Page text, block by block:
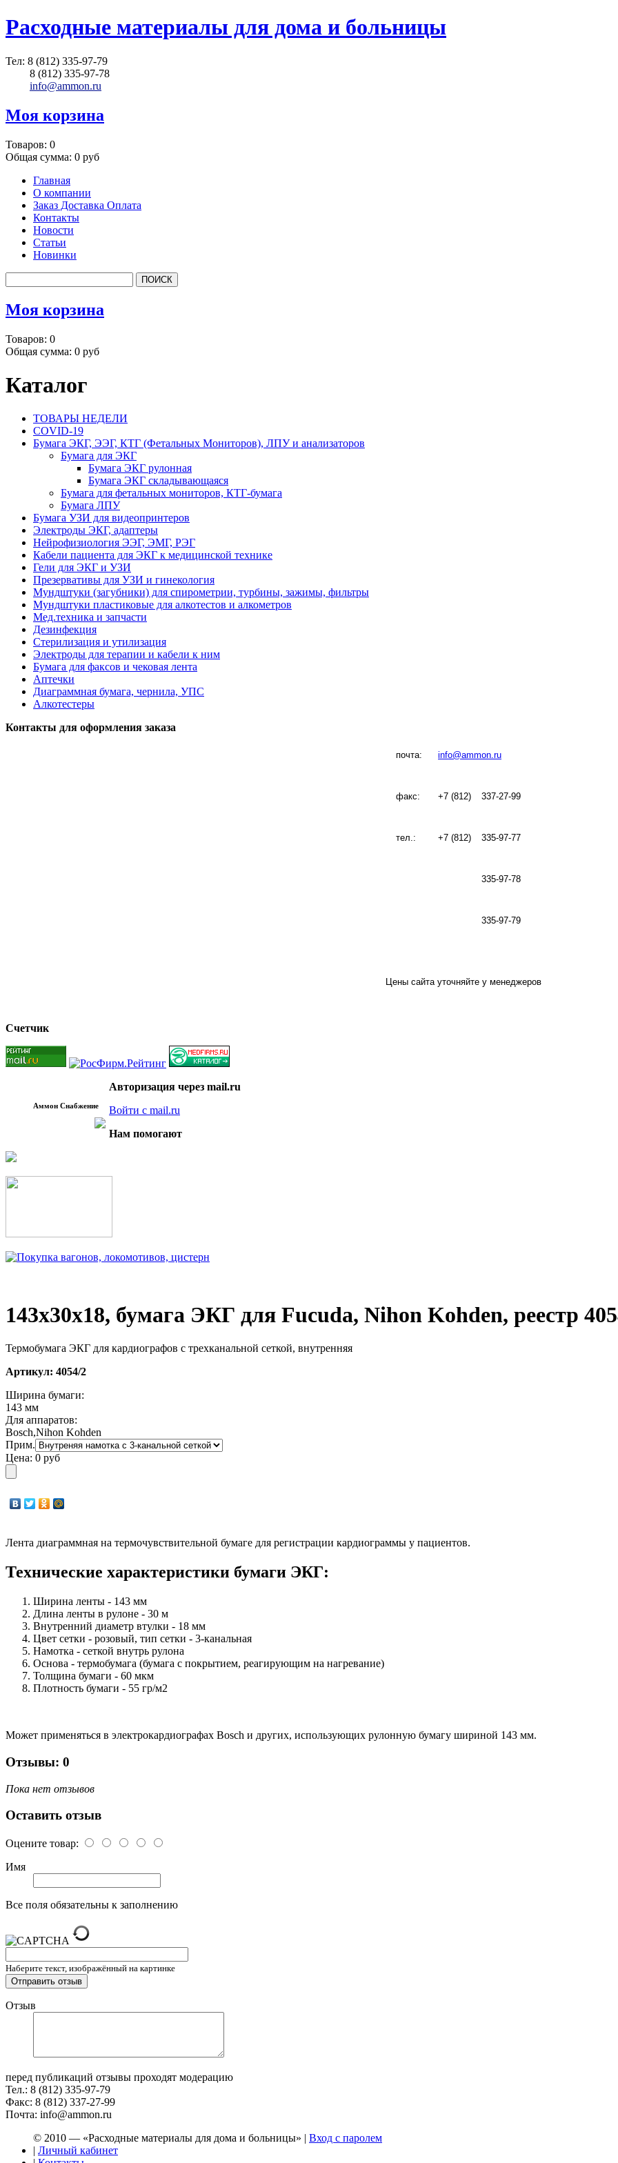
Расходные материалы для дома и больницы
Тел: 8 (812) 335-97-79
8 (812) 335-97-78
info@ammon.ru
Моя корзина
Товаров: 0
Общая сумма: 0 руб
Главная
О компании
Заказ Доставка Оплата
Контакты
Новости
Статьи
Новинки
Моя корзина
Товаров: 0
Общая сумма: 0 руб
Каталог
ТОВАРЫ НЕДЕЛИ
COVID-19
Бумага ЭКГ, ЭЭГ, КТГ (Фетальных Мониторов), ЛПУ и анализаторов
Бумага для ЭКГ
Бумага ЭКГ рулонная
Бумага ЭКГ складывающаяся
Бумага для фетальных мониторов, КТГ-бумага
Бумага ЛПУ
Бумага УЗИ для видеопринтеров
Электроды ЭКГ, адаптеры
Нейрофизиология ЭЭГ, ЭМГ, РЭГ
Кабели пациента для ЭКГ к медицинской технике
Гели для ЭКГ и УЗИ
Презервативы для УЗИ и гинекология
Мундштуки (загубники) для спирометрии, турбины, зажимы, фильтры
Мундштуки пластиковые для алкотестов и алкометров
Мед.техника и запчасти
Дезинфекция
Стерилизация и утилизация
Электроды для терапии и кабели к ним
Бумага для факсов и чековая лента
Аптечки
Диаграммная бумага, чернила, УПС
Алкотестеры
Контакты для оформления заказа
почта: info@ammon.ru
факс: +7 (812) 337-27-99
тел.: +7 (812) 335-97-77
335-97-78
335-97-79
Цены сайта уточняйте у менеджеров
Счетчик
Аммон Снабжение
Авторизация через mail.ru
Войти с mail.ru
Нам помогают
143х30х18, бумага ЭКГ для Fucuda, Nihon Kohden, реестр
Термобумага ЭКГ для кардиографов с трехканальной сеткой, внутренняя
Артикул: 4054/2
Ширина бумаги:
143 мм
Для аппаратов:
Bosch,Nihon Kohden
Прим.
Цена: 0 руб
Лента диаграммная на термочувствительной бумаге для регистрации кардиограммы у пациентов.
Технические характеристики бумаги ЭКГ:
Ширина ленты - 143 мм
Длина ленты в рулоне - 30 м
Внутренний диаметр втулки - 18 мм
Цвет сетки - розовый, тип сетки - 3-канальная
Намотка - сеткой внутрь рулона
Основа - термобумага (бумага с покрытием, реагирующим на нагревание)
Толщина бумаги - 60 мкм
Плотность бумаги - 55 гр/м2
Может применяться в электрокардиографах Bosch и других, использующих рулонную бумагу шириной 143 мм.
Отзывы: 0
Пока нет отзывов
Оставить отзыв
Оцените товар:
Имя
Все поля обязательны к заполнению
Наберите текст, изображённый на картинке
Отзыв
перед публикаций отзывы проходят модерацию
Тел.: 8 (812) 335-97-79
Факс: 8 (812) 337-27-99
Почта: info@ammon.ru
© 2010 — «Расходные материалы для дома и больницы» | Вход с паролем
| Личный кабинет